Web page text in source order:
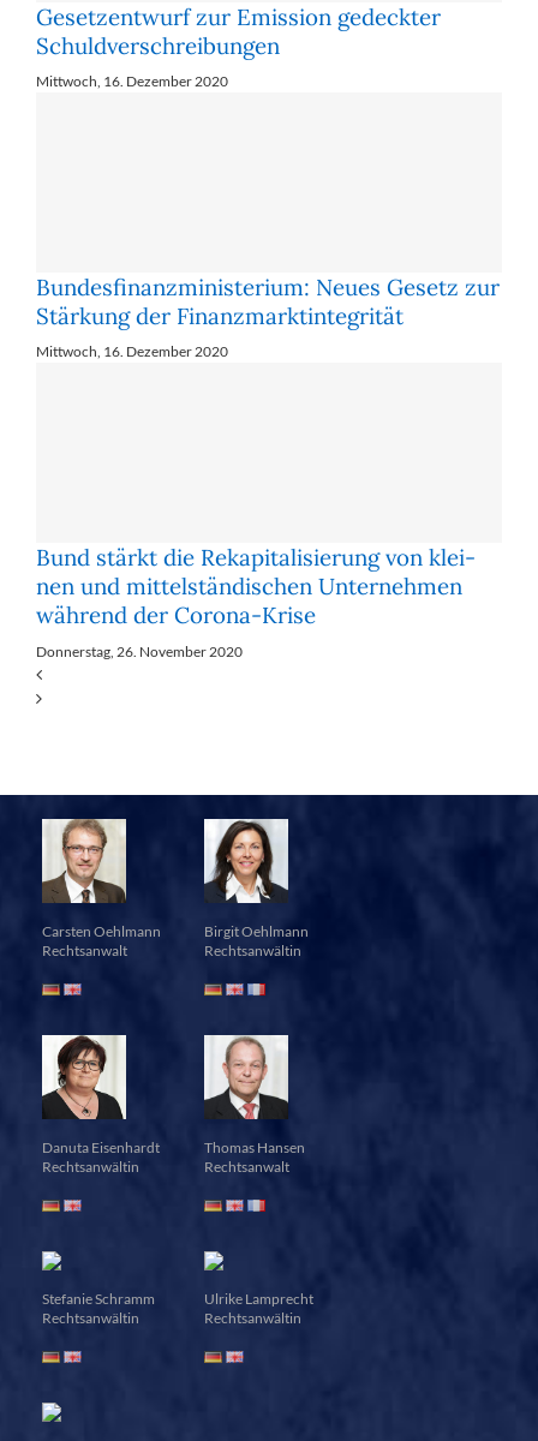
Ge­setz­ent­wurf zur Emis­si­on ge­deck­ter
Schuld­ver­schrei­bun­gen
Mittwoch, 16. Dezember 2020
Bundesfinanzministerium: Neues Gesetz zur
Stärkung der Finanzmarktintegrität
Mittwoch, 16. Dezember 2020
Bund stärkt die Re­ka­pi­ta­li­sie­rung von klei­
nen und mit­tel­stän­di­schen Un­ter­neh­men
wäh­rend der Co­ro­na-Kri­se
Donnerstag, 26. November 2020
Carsten Oehlmann
Rechtsanwalt
Birgit Oehlmann
Rechtsanwältin
Danuta Eisenhardt
Rechtsanwältin
Thomas Hansen
Rechtsanwalt
Stefanie Schramm
Rechtsanwältin
Ulrike Lamprecht
Rechtsanwältin